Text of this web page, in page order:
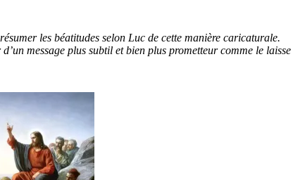
les béatitudes selon Luc de cette manière caricaturale.
message plus subtil et bien plus prometteur comme le laisse